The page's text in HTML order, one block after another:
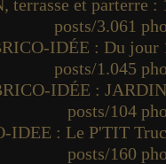
terrasse et parterre :
posts/3.061
IDÉE : Du jour
posts/1.045
IDÉE :
posts/104
IDEE : Le P'TIT
posts/160